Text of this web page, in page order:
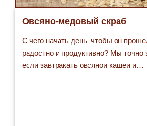
Овсяно-медовый скраб
С чего начать день, чтобы он
радостно и продуктивно? Мы точно
если завтракать овсяной кашей и…